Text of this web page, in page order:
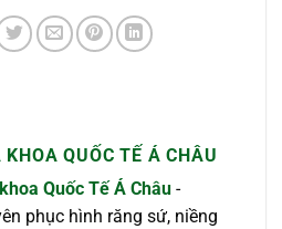
KHOA QUỐC TẾ Á CHÂU
Quốc Tế Á Châu -
phục hình răng sứ, niềng